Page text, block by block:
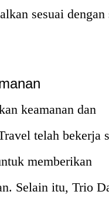
sesuai dengan
keamanan dan
telah bekerja
memberikan
Selain itu, Trio